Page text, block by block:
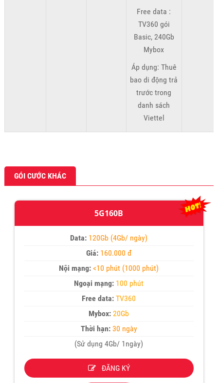
Free data :
TV360 gói
Basic, 240Gb
Mybox
Áp dụng: Thuê
bao di động trả
trước trong
danh sách
Viettel
GÓI CƯỚC KHÁC
5G160B
Data: 120Gb (4Gb/ ngày)
Giá: 160.000 đ
Nội mạng: <10 phút (1000 phút)
Ngoại mạng: 100 phút
Free data: TV360
Mybox: 20Gb
Thời hạn:30 ngày
(Sử dụng 4Gb/ 1ngày)
ĐĂNG KÝ